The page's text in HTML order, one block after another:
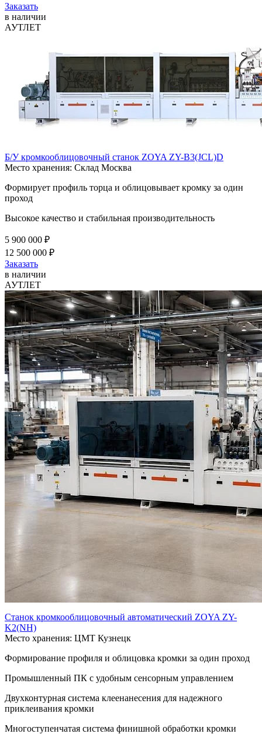
Заказать
в наличии
АУТЛЕТ
Б/У кромкооблицовочный станок ZOYA ZY-B3(JCL)D
Место хранения: Склад Москва
Формирует профиль торца и облицовывает кромку за один
проход
Высокое качество и стабильная производительность
5 900 000 ₽
12 500 000 ₽
Заказать
в наличии
АУТЛЕТ
Станок кромкооблицовочный автоматический ZOYA ZY-
K2(NH)
Место хранения: ЦМТ Кузнецк
Формирование профиля и облицовка кромки за один проход
Промышленный ПК с удобным сенсорным управлением
Двухконтурная система клеенанесения для надежного
приклеивания кромки
Многоступенчатая система финишной обработки кромки